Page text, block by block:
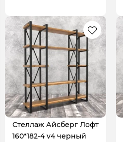
Стеллаж Айсберг Лофт
160*182-4 v4 черный